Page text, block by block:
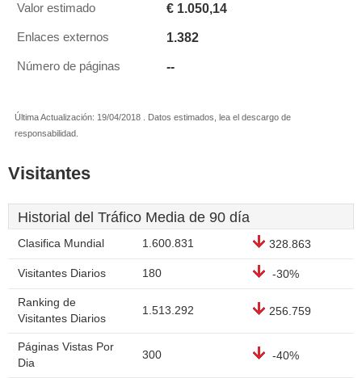
Valor estimado € 1.050,14
Enlaces externos 1.382
Número de páginas --
Última Actualización: 19/04/2018 . Datos estimados, lea el descargo de
responsabilidad.
Visitantes
Historial del Tráfico Media de 90 día
Clasifica Mundial 1.600.831 328.863
Visitantes Diarios 180 -30%
Ranking de
Visitantes Diarios
1.513.292 256.759
Páginas Vistas Por
Dia
300 -40%